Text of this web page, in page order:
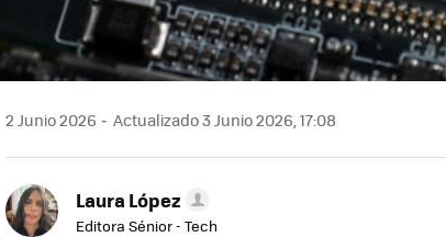
2 Junio 2026 Actualizado 3 Junio 2026, 17:08
Laura López
Editora Sénior - Tech